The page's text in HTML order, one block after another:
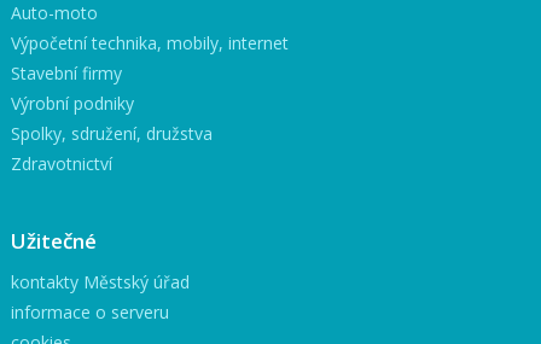
Auto-moto
Výpočetní technika, mobily, internet
Stavební firmy
Výrobní podniky
Spolky, sdružení, družstva
Zdravotnictví
Užitečné
kontakty Městský úřad
informace o serveru